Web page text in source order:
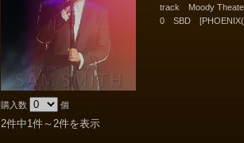
track Moody
0 SBD
購入数 個
2件中1件～2件を表示